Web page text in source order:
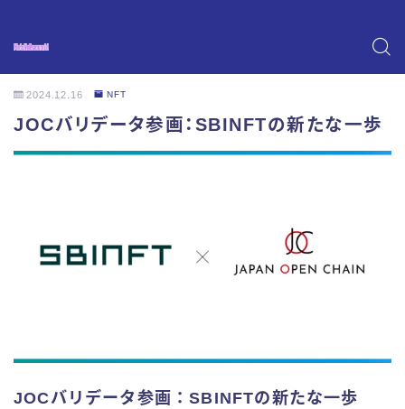
2024.12.16 NFT
JOCバリデータ参画：SBINFTの新たな一歩
JOCバリデータ参画：SBINFTの新たな一歩